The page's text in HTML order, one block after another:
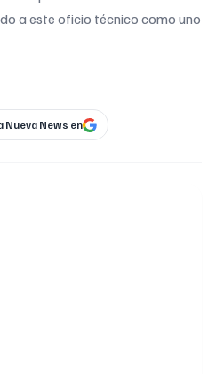
a este oficio técnico como uno
Nueva News en